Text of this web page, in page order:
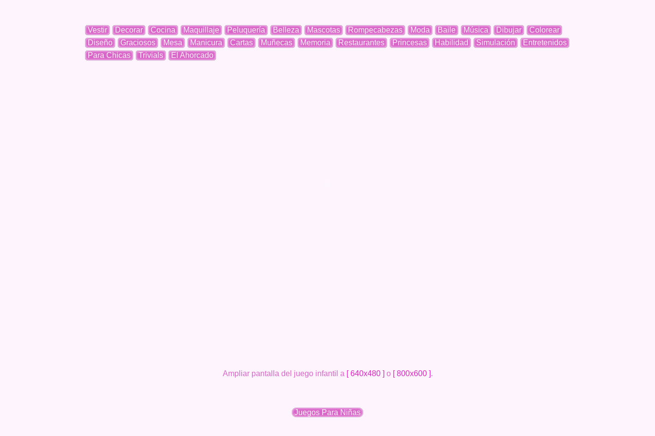
Vestir Decorar Cocina Maquillaje Peluquería Belleza Mascotas Rompecabezas Moda Baile Música Dibujar
Colorear
Diseño
Graciosos Mesa Manicura Cartas Muñecas Memoria Restaurantes Princesas Habilidad Simulación
Entretenidos
Para Chicas
Trivials El Ahorcado
Ampliar pantalla del juego infantil a [ 640x480 ] o [ 800x600 ].
Juegos Para Niñas